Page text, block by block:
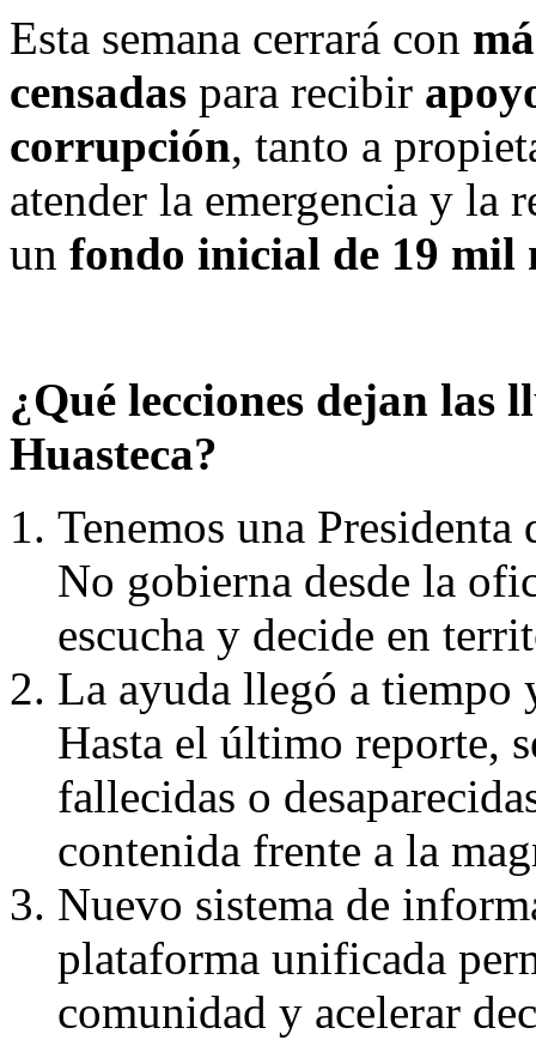
Esta semana cerrará con
censadas para recibir
corrupción, tanto a
atender la emergencia y la
un fondo inicial de 19 mil
¿Qué lecciones dejan las
Huasteca?
Tenemos una
No gobierna desde la
escucha y decide en
La ayuda llegó a tiempo
Hasta el último reporte,
fallecidas o
contenida frente a la
Nuevo sistema de
plataforma unificada
comunidad y acelerar